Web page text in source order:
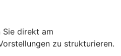
Sie direkt am
zu strukturieren.